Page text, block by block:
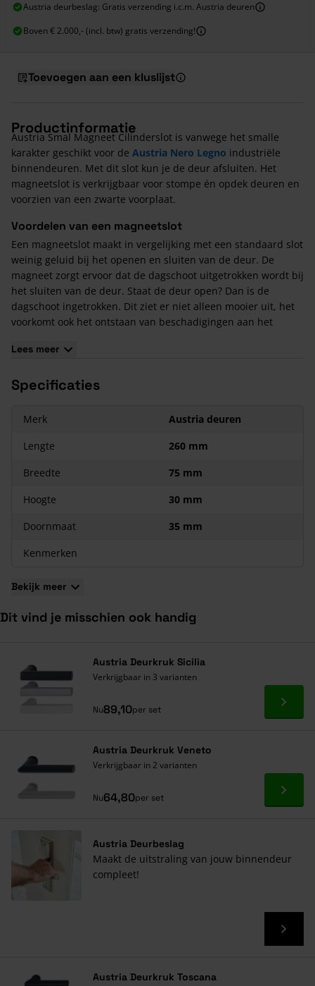
Austria deurbeslag: Gratis verzending i.c.m. Austria deuren
Boven € 2.000,- (incl. btw) gratis verzending!
Toevoegen aan een kluslijst
Productinformatie
Austria Smal Magneet Cilinderslot is vanwege het smalle
karakter geschikt voor de Austria Nero Legno industriële
binnendeuren. Met dit slot kun je de deur afsluiten. Het
magneetslot is verkrijgbaar voor stompe én opdek deuren en
voorzien van een zwarte voorplaat.
Voordelen van een magneetslot
Een magneetslot maakt in vergelijking met een standaard slot
weinig geluid bij het openen en sluiten van de deur. De
magneet zorgt ervoor dat de dagschoot uitgetrokken wordt bij
het sluiten van de deur. Staat de deur open? Dan is de
dagschoot ingetrokken. Dit ziet er niet alleen mooier uit, het
voorkomt ook het ontstaan van beschadigingen aan het
verleden tijd.
Eigenschappen van het Austria Cilinderslot
serie;
Lees meer
Specificaties
Merk
Austria deuren
Lengte
260 mm
Breedte
75 mm
Hoogte
30 mm
Doornmaat
35 mm
Kenmerken
Bekijk meer
Dit vind je misschien ook handig
Austria Deurkruk Sicilia
Verkrijgbaar in 3 varianten
Nu89,10per set Ga
Austria Deurkruk Veneto
Verkrijgbaar in 2 varianten
Nu64,80per set Ga
Austria Deurbeslag
Maakt de uitstraling van jouw binnendeur
compleet!
Austria Deurkruk Toscana